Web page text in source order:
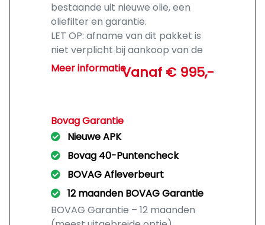
bestaande uit nieuwe olie, een
oliefilter en garantie.
LET OP: afname van dit pakket is
niet verplicht bij aankoop van de
auto.
Meer informatieVanaf € 995,-
Bovag Garantie
Nieuwe APK
Bovag 40-Puntencheck
BOVAG Afleverbeurt
12 maanden BOVAG Garantie
BOVAG Garantie – 12 maanden